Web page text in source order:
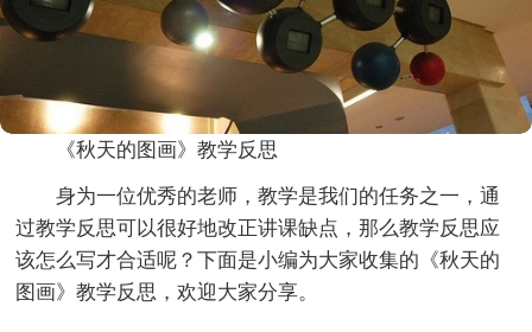
《秋天的图画》教学反思
身为一位优秀的老师，教学是我们的任务之一，通
过教学反思可以很好地改正讲课缺点，那么教学反思应
该怎么写才合适呢？下面是小编为大家收集的《秋天的
图画》教学反思，欢迎大家分享。